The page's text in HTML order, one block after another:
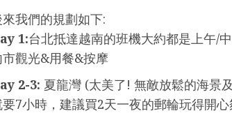
我們的規劃如下:
1:台北抵達越南的班機大約都是上午/
市觀光&用餐&按摩
2-3: 夏龍灣 (太美了! 無敵放鬆的海景
7小時，建議買2天一夜的郵輪玩得開心